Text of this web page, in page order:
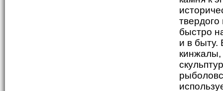
быстро
и в
кинжалы,